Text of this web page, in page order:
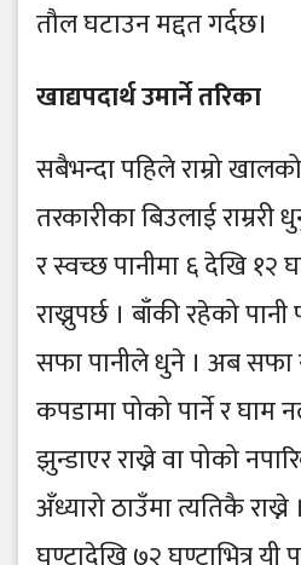
तौल घटाउन मद्दत गर्दछ।
खाद्यपदार्थ उमार्ने तरिका
सबैभन्दा पहिले राम्रो
तरकारीका बिउलाई
र स्वच्छ पानीमा ६ देखि १२
राख्नुपर्छ । बाँकी रहेको
सफा पानीले धुने । अब सफा
कपडामा पोको पार्ने र घाम
झुन्डाएर राख्ने वा पोको
अँध्यारो ठाउँमा त्यतिकै